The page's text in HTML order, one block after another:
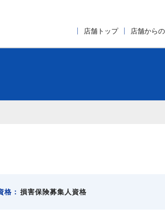
店舗トップ 店舗から
格： 損害保険募集人資格